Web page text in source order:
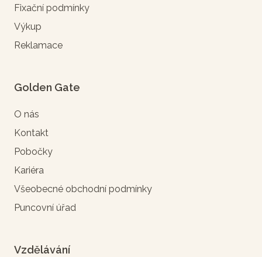
Fixační podmínky
Výkup
Reklamace
Golden Gate
O nás
Kontakt
Pobočky
Kariéra
Všeobecné obchodní podmínky
Puncovní úřad
Vzdělávání